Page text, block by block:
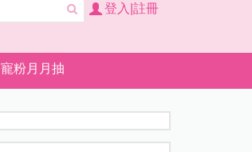
登入|註冊
寵粉月月抽